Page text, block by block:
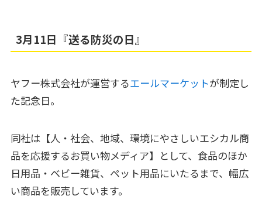
3月11日『送る防災の日』
ヤフー株式会社が運営するエールマーケットが制定し
た記念日。
同社は【人・社会、地域、環境にやさしいエシカル商
品を応援するお買い物メディア】 として、食品のほか
日用品・ベビー雑貨、ペット用品にいたるまで、幅広
い商品を販売しています。